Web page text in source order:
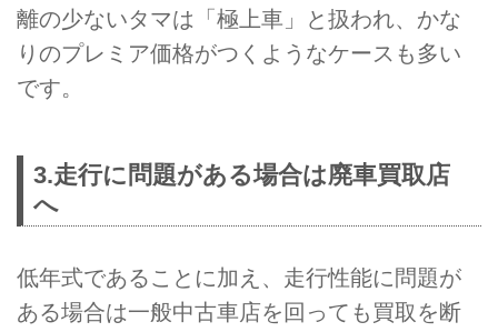
離の少ないタマは「極上車」と扱われ、かな
りのプレミア価格がつくようなケースも多い
です。
3.走行に問題がある場合は廃車買取店
へ
低年式であることに加え、走行性能に問題が
ある場合は一般中古車店を回っても買取を断